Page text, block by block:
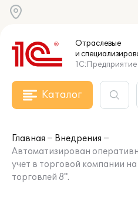
Отраслевые
и
1С:Предприятие
Каталог
Главная
Внедрения
Автоматизирован
учет в торговой компании
торговлей 8".